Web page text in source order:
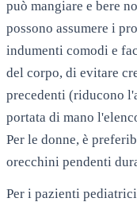
può mangiare e bere
possono assumere i
indumenti comodi e
del corpo, di evitare
precedenti (riducono
portata di mano
Per le donne, è
orecchini pendenti
Per i pazienti